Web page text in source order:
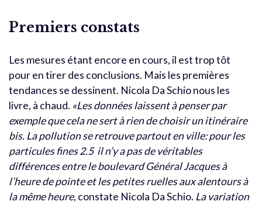
Premiers constats
Les mesures étant encore en cours, il est trop tôt
pour en tirer des conclusions. Mais les premières
tendances se dessinent. Nicola Da Schio nous les
livre, à chaud. «Les données laissent à penser par
exemple que cela ne sert à rien de choisir un itinéraire
bis. La pollution se retrouve partout en ville: pour les
particules fines 2.5 il n’y a pas de véritables
différences entre le boulevard Général Jacques à
l’heure de pointe et les petites ruelles aux alentours à
la même heure, constate Nicola Da Schio. La variation